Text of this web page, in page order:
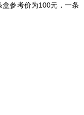
参考价为100元，一条